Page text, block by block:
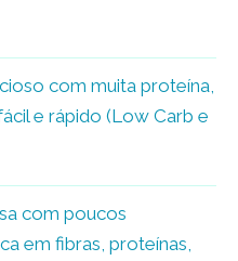
com muita proteína,
e rápido (Low Carb e
com poucos
em fibras, proteínas,